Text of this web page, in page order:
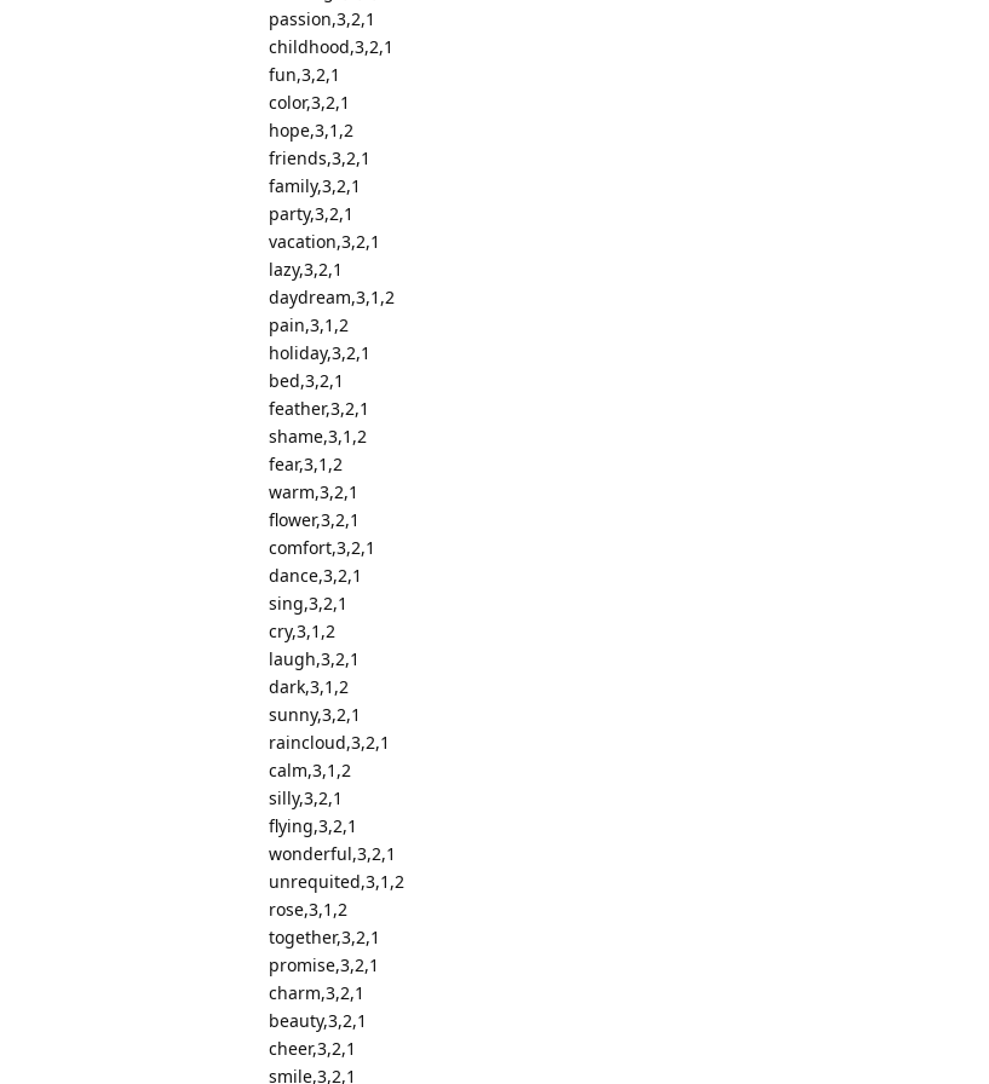
passion,3,2,1
childhood,3,2,1
fun,3,2,1
color,3,2,1
hope,3,1,2
friends,3,2,1
family,3,2,1
party,3,2,1
vacation,3,2,1
lazy,3,2,1
daydream,3,1,2
pain,3,1,2
holiday,3,2,1
bed,3,2,1
feather,3,2,1
shame,3,1,2
fear,3,1,2
warm,3,2,1
flower,3,2,1
comfort,3,2,1
dance,3,2,1
sing,3,2,1
cry,3,1,2
laugh,3,2,1
dark,3,1,2
sunny,3,2,1
raincloud,3,2,1
calm,3,1,2
silly,3,2,1
flying,3,2,1
wonderful,3,2,1
unrequited,3,1,2
rose,3,1,2
together,3,2,1
promise,3,2,1
charm,3,2,1
beauty,3,2,1
cheer,3,2,1
smile,3,2,1